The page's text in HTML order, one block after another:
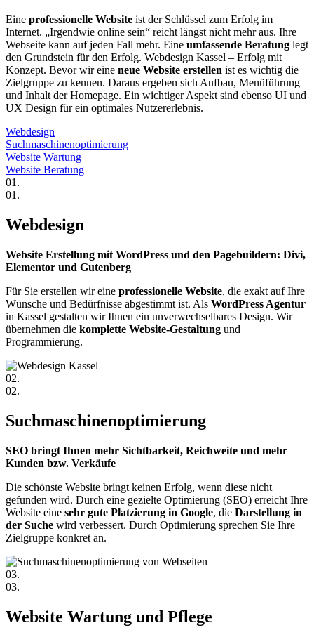
Eine professionelle Website ist der Schlüssel zum Erfolg im
Internet. „Irgendwie online sein“ reicht längst nicht mehr aus. Ihre
Webseite kann auf jeden Fall mehr. Eine umfassende Beratung legt
den Grundstein für den Erfolg. Webdesign Kassel – Erfolg mit
Konzept. Bevor wir eine neue Website erstellen ist es wichtig die
Zielgruppe zu kennen. Daraus ergeben sich Aufbau, Menüführung
und Inhalt der Homepage. Ein wichtiger Aspekt sind ebenso UI und
UX Design für ein optimales Nutzererlebnis.
Webdesign
Suchmaschinenoptimierung
Website Wartung
Website Beratung
01.
01.
Webdesign
Website Erstellung mit WordPress und den Pagebuildern: Divi,
Elementor und Gutenberg
Für Sie erstellen wir eine professionelle Website, die exakt auf Ihre
Wünsche und Bedürfnisse abgestimmt ist. Als WordPress Agentur
in Kassel gestalten wir Ihnen ein unverwechselbares Design. Wir
übernehmen die komplette Website-Gestaltung und
Programmierung.
02.
02.
Suchmaschinenoptimierung
SEO bringt Ihnen mehr Sichtbarkeit, Reichweite und mehr
Kunden bzw. Verkäufe
Die schönste Website bringt keinen Erfolg, wenn diese nicht
gefunden wird. Durch eine gezielte Optimierung (SEO) erreicht Ihre
Website eine sehr gute Platzierung in Google, die Darstellung in
der Suche wird verbessert. Durch Optimierung sprechen Sie Ihre
Zielgruppe konkret an.
03.
03.
Website Wartung und Pflege